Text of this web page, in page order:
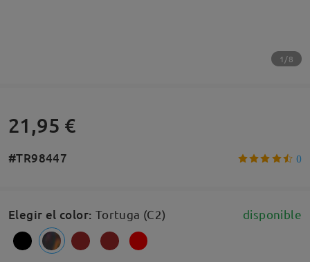
1/8
21,95 €
#TR98447 0
Elegir el color: Tortuga (C2) disponible